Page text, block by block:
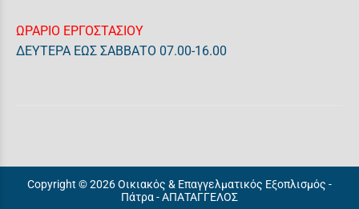
ΩΡΑΡΙΟ ΕΡΓΟΣΤΑΣΙΟΥ
ΔΕΥΤΕΡΑ ΕΩΣ ΣΑΒΒΑΤΟ 07.00-16.00
Copyright © 2026 Οικιακός & Επαγγελματικός Εξοπλισμός -
Πάτρα - ΑΠΑΤΑΓΓΕΛΟΣ